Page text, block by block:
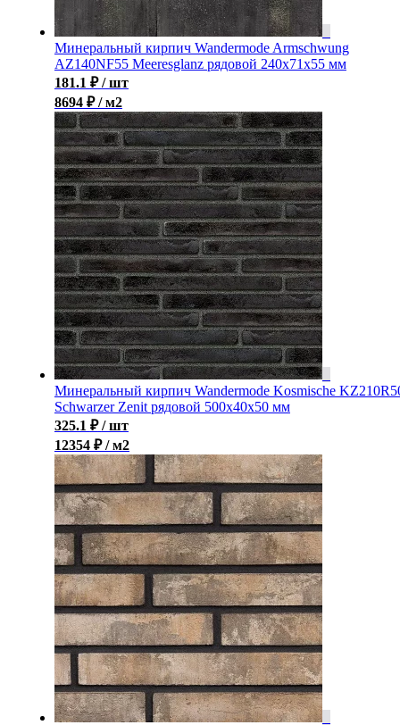
Минеральный кирпич Wandermode Armschwung
AZ140NF55 Meeresglanz рядовой 240x71x55 мм
181.1 ₽ / шт
8694 ₽ / м2
Минеральный кирпич Wandermode Kosmische
Schwarzer Zenit рядовой 500x40x50 мм
325.1 ₽ / шт
12354 ₽ / м2